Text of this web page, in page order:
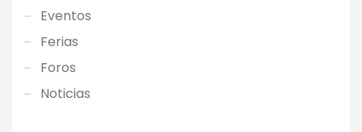
Eventos
Ferias
Foros
Noticias